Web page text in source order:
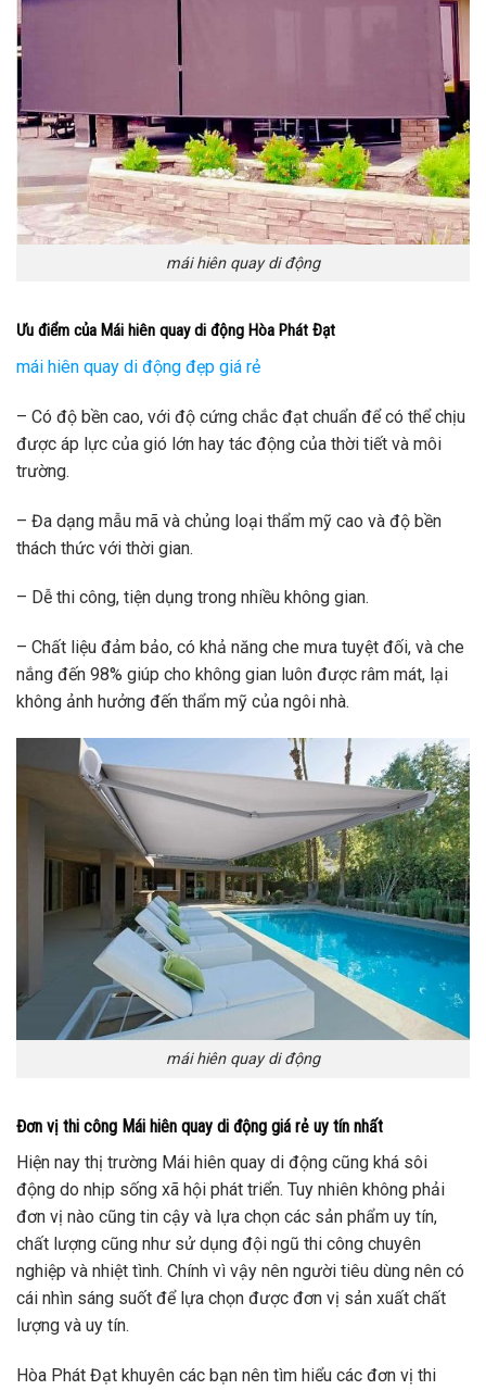
mái hiên quay di động
Ưu điểm của Mái hiên quay di động Hòa Phát Đạt
mái hiên quay di động đẹp giá rẻ
– Có độ bền cao, với độ cứng chắc đạt chuẩn để có thể chịu
được áp lực của gió lớn hay tác động của thời tiết và môi
trường.
– Đa dạng mẫu mã và chủng loại thẩm mỹ cao và độ bền
thách thức với thời gian.
– Dễ thi công, tiện dụng trong nhiều không gian.
– Chất liệu đảm bảo, có khả năng che mưa tuyệt đối, và che
nắng đến 98% giúp cho không gian luôn được râm mát, lại
không ảnh hưởng đến thẩm mỹ của ngôi nhà.
mái hiên quay di động
Đơn vị thi công Mái hiên quay di động giá rẻ uy tín nhất
Hiện nay thị trường Mái hiên quay di động cũng khá sôi
động do nhịp sống xã hội phát triển. Tuy nhiên không phải
đơn vị nào cũng tin cậy và lựa chọn các sản phẩm uy tín,
chất lượng cũng như sử dụng đội ngũ thi công chuyên
nghiệp và nhiệt tình. Chính vì vậy nên người tiêu dùng nên có
cái nhìn sáng suốt để lựa chọn được đơn vị sản xuất chất
lượng và uy tín.
Hòa Phát Đạt khuyên các bạn nên tìm hiểu các đơn vị thi